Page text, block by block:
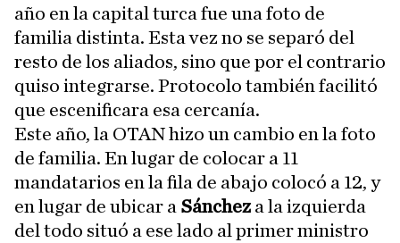
año en la capital turca fue una foto de
familia distinta. Esta vez no se separó del
resto de los aliados, sino que por el contrario
quiso integrarse. Protocolo también facilitó
que escenificara esa cercanía.
Este año, la OTAN hizo un cambio en la foto
de familia. En lugar de colocar a 11
mandatarios en la fila de abajo colocó a 12, y
en lugar de ubicar a Sáncheza la izquierda
del todo situó a ese lado al primer ministro